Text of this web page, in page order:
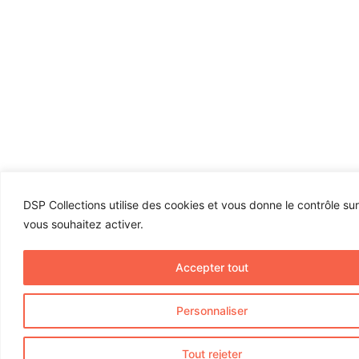
DSP Collections utilise des cookies et vous donne le contrôle
vous souhaitez activer.
Personnaliser
Tout rejeter
Accepter tout